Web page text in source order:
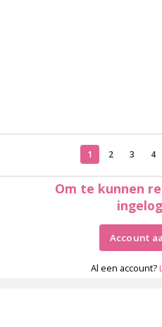
1 2 3 4
Om te kunnen
Account
Al een account?